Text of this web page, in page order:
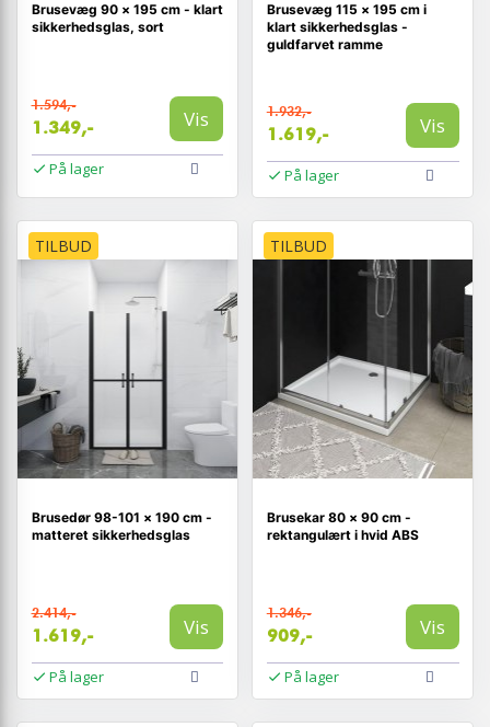
Brusevæg 90 × 195 cm - klart
sikkerhedsglas, sort
1.594,-
1.349,- Vis
På lager
Brusevæg 115 × 195 cm i
klart sikkerhedsglas -
guldfarvet ramme
1.932,-
1.619,- Vis
På lager
TILBUD
Brusedør 98-101 × 190 cm -
matteret sikkerhedsglas
2.414,-
1.619,- Vis
På lager
TILBUD
Brusekar 80 × 90 cm -
rektangulært i hvid ABS
1.346,-
909,- Vis
På lager